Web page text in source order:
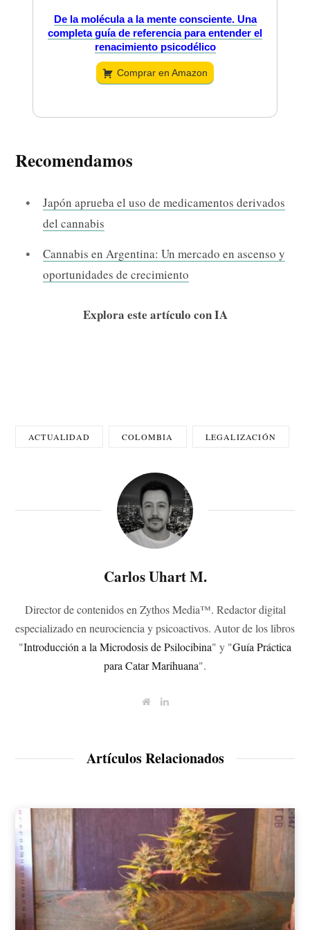
De la molécula a la mente consciente. Una
completa guía de referencia para entender el
renacimiento psicodélico
Comprar en Amazon
Recomendamos
Japón aprueba el uso de medicamentos derivados
del cannabis
Cannabis en Argentina: Un mercado en ascenso y
oportunidades de crecimiento
Explora este artículo con IA
ACTUALIDAD COLOMBIA LEGALIZACIÓN
Carlos Uhart M.
Director de contenidos en Zythos Media™. Redactor digital
especializado en neurociencia y psicoactivos. Autor de los libros
"Introducción a la Microdosis de Psilocibina" y "Guía Práctica
para Catar Marihuana".
W
e
L
I
Artículos Relacionados